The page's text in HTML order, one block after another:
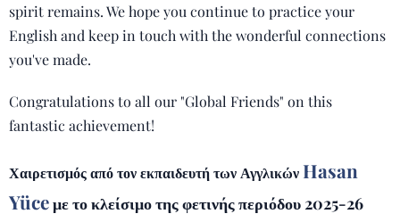
spirit remains. We hope you continue to practice your
English and keep in touch with the wonderful connections
you've made.
Congratulations to all our "Global Friends" on this
fantastic achievement!
Χαιρετισμός από τον εκπαιδευτή των ΑγγλικώνHasan
Yüceμε το κλείσιμο της φετινής περιόδου 2025-26